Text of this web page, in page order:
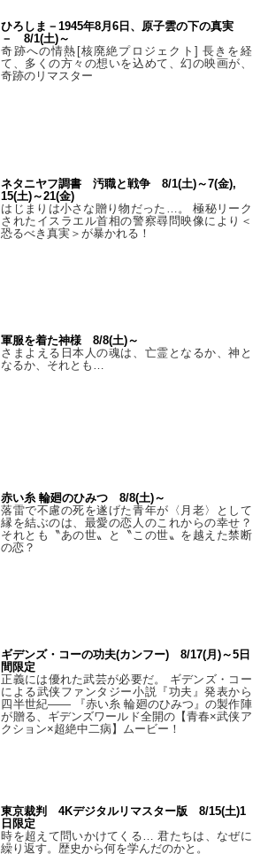
ひろしま－1945年8月6日、原子雲の下の真実
－ 8/1(土)～
奇跡への情熱[核廃絶プロジェクト] 長きを経
て、多くの方々の想いを込めて、幻の映画が、
奇跡のリマスター
ネタニヤフ調書 汚職と戦争 8/1(土)～7(金),
15(土)～21(金)
はじまりは小さな贈り物だった…。 極秘リーク
されたイスラエル首相の警察尋問映像により＜
恐るべき真実＞が暴かれる！
軍服を着た神様 8/8(土)～
さまよえる日本人の魂は、亡霊となるか、神と
なるか、それとも…
赤い糸 輪廻のひみつ 8/8(土)～
落雷で不慮の死を遂げた青年が〈月老〉として
縁を結ぶのは、最愛の恋人のこれからの幸せ？
それとも〝あの世〟と〝この世〟を越えた禁断
の恋？
ギデンズ・コーの功夫(カンフー) 8/17(月)～5日
間限定
正義には優れた武芸が必要だ。 ギデンズ・コー
による武侠ファンタジー小説『功夫』発表から
四半世紀―― 『赤い糸 輪廻のひみつ』の製作陣
が贈る、ギデンズワールド全開の【青春×武侠ア
クション×超絶中二病】ムービー！
東京裁判 4Kデジタルリマスター版 8/15(土)1
日限定
時を超えて問いかけてくる… 君たちは、なぜに
繰り返す。歴史から何を学んだのかと。